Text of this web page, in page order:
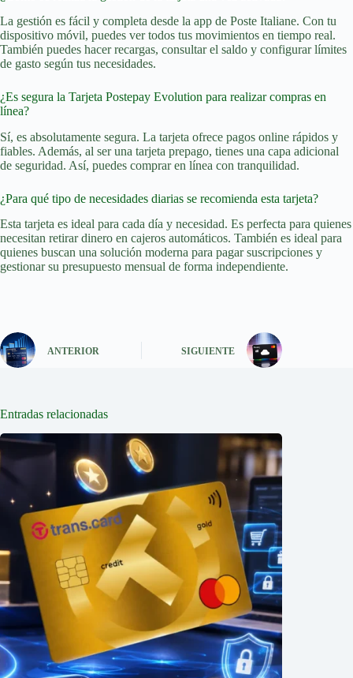
La gestión es fácil y completa desde la app de Poste Italiane. Con tu
dispositivo móvil, puedes ver todos tus movimientos en tiempo real.
También puedes hacer recargas, consultar el saldo y configurar límites
de gasto según tus necesidades.
¿Es segura la Tarjeta Postepay Evolution para realizar compras en
línea?
Sí, es absolutamente segura. La tarjeta ofrece pagos online rápidos y
fiables. Además, al ser una tarjeta prepago, tienes una capa adicional
de seguridad. Así, puedes comprar en línea con tranquilidad.
¿Para qué tipo de necesidades diarias se recomienda esta tarjeta?
Esta tarjeta es ideal para cada día y necesidad. Es perfecta para quienes
necesitan retirar dinero en cajeros automáticos. También es ideal para
quienes buscan una solución moderna para pagar suscripciones y
gestionar su presupuesto mensual de forma independiente.
ANTERIOR SIGUIENTE
Entradas relacionadas